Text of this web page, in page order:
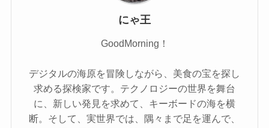
にゃ王
GoodMorning！
デジタルの海原を冒険しながら、美食の宝を探し
求める探検家です。テクノロジーの世界を舞台
に、新しい発見を求めて、キーボードの海を横
断。そして、実世界では、隅々まで足を運んで、